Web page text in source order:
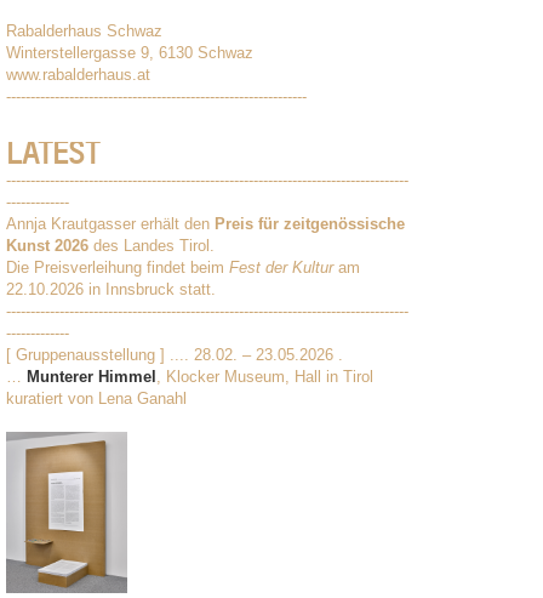
Rabalderhaus Schwaz
Winterstellergasse 9, 6130 Schwaz
www.rabalderhaus.at
--------------------------------------------------------------
LATEST
-----------------------------------------------------------------------------------
-------------
Annja Krautgasser erhält den Preis für zeitgenössische
Kunst 2026 des Landes Tirol.
Die Preisverleihung findet beim Fest der Kulturam
22.10.2026 in Innsbruck statt.
-----------------------------------------------------------------------------------
-------------
[ Gruppenausstellung ] .... 28.02. – 23.05.2026 .
Munterer Himmel
, Klocker Museum, Hall in Tirol
kuratiert von Lena Ganahl